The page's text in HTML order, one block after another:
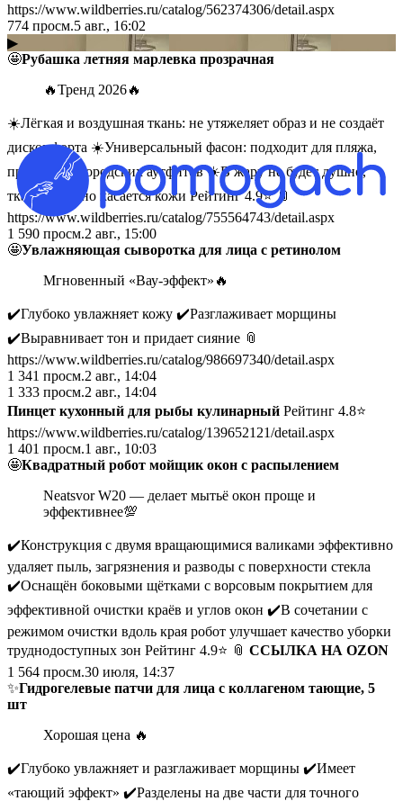
https://www.wildberries.ru/catalog/562374306/detail.aspx
774 просм.5 авг., 16:02
▶
🤩Рубашка летняя марлевка прозрачная
🔥Тренд 2026🔥
☀️Лёгкая и воздушная ткань: не утяжеляет образ и не создаёт
дискомфорта ☀️Универсальный фасон: подходит для пляжа,
прогулок и городских аутфитов ☀️В жару не будет душно,
ткань приятно касается кожи Рейтинг 4.9⭐️ 📎
https://www.wildberries.ru/catalog/755564743/detail.aspx
1 590 просм.2 авг., 15:00
🤩Увлажняющая сыворотка для лица с ретинолом
Мгновенный «Вау-эффект»🔥
✔️Глубоко увлажняет кожу ✔️Разглаживает морщины
✔️Выравнивает тон и придает сияние 📎
https://www.wildberries.ru/catalog/986697340/detail.aspx
1 341 просм.2 авг., 14:04
1 333 просм.2 авг., 14:04
Пинцет кухонный для рыбы кулинарный Рейтинг 4.8⭐️
https://www.wildberries.ru/catalog/139652121/detail.aspx
1 401 просм.1 авг., 10:03
🤩Квадратный робот мойщик окон с распылением
Neatsvor W20 — делает мытьё окон проще и
эффективнее💯
✔️Конструкция с двумя вращающимися валиками эффективно
удаляет пыль, загрязнения и разводы с поверхности стекла
✔️Оснащён боковыми щётками с ворсовым покрытием для
эффективной очистки краёв и углов окон ✔️В сочетании с
режимом очистки вдоль края робот улучшает качество уборки
труднодоступных зон Рейтинг 4.9⭐️ 📎 ССЫЛКА НА OZON
1 564 просм.30 июля, 14:37
✨Гидрогелевые патчи для лица с коллагеном тающие, 5
шт
Хорошая цена 🔥
✔️Глубоко увлажняет и разглаживает морщины ✔️Имеет
«тающий эффект» ✔️Разделены на две части для точного